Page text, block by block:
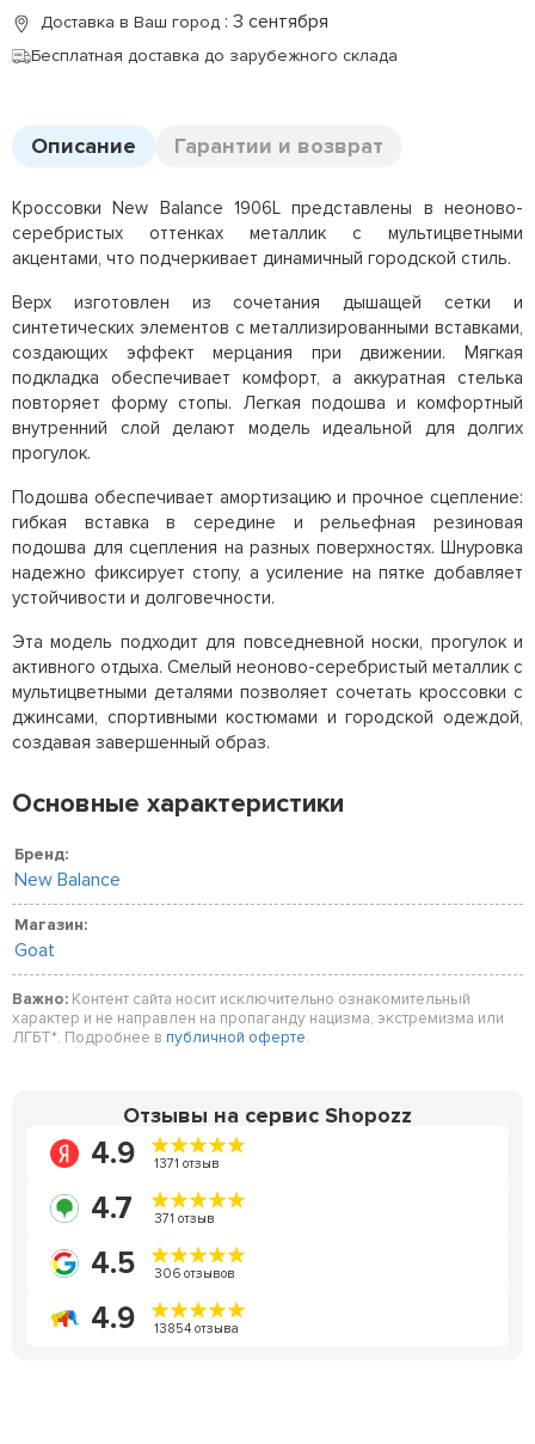
Доставка в Ваш город : 3 сентября
Бесплатная доставка до зарубежного склада
Описание Гарантии и возврат
Кроссовки New Balance 1906L представлены в неоново-
серебристых оттенках металлик с мультицветными
акцентами, что подчеркивает динамичный городской стиль.
Верх изготовлен из сочетания дышащей сетки и
синтетических элементов с металлизированными вставками,
создающих эффект мерцания при движении. Мягкая
подкладка обеспечивает комфорт, а аккуратная стелька
повторяет форму стопы. Легкая подошва и комфортный
внутренний слой делают модель идеальной для долгих
прогулок.
Подошва обеспечивает амортизацию и прочное сцепление:
гибкая вставка в середине и рельефная резиновая
подошва для сцепления на разных поверхностях. Шнуровка
надежно фиксирует стопу, а усиление на пятке добавляет
устойчивости и долговечности.
Эта модель подходит для повседневной носки, прогулок и
активного отдыха. Смелый неоново-серебристый металлик с
мультицветными деталями позволяет сочетать кроссовки с
джинсами, спортивными костюмами и городской одеждой,
создавая завершенный образ.
Основные характеристики
Бренд:
New Balance
Магазин:
Goat
Важно: Контент сайта носит исключительно ознакомительный
характер и не направлен на пропаганду нацизма, экстремизма или
ЛГБТ*. Подробнее в публичной оферте.
Отзывы на сервис Shopozz
4.9 1371 отзыв
4.7 371 отзыв
4.5 306 отзывов
4.9 13854 отзыва